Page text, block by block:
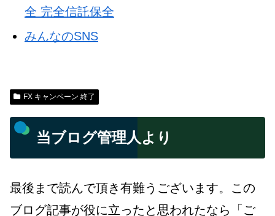
全 完全信託保全
みんなのSNS
FX キャンペーン 終了
当ブログ管理人より
最後まで読んで頂き有難うございます。この
ブログ記事が役に立ったと思われたなら「ご